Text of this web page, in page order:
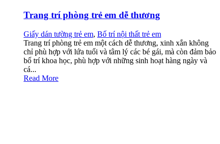
Trang trí phòng trẻ em dễ thương
Giấy dán tường trẻ em, Bố trí nội thất trẻ em
Trang trí phòng trẻ em một cách dễ thương, xinh xắn không
chỉ phù hợp với lứa tuổi và tâm lý các bé gái, mà còn đảm bảo
bố trí khoa học, phù hợp với những sinh hoạt hàng ngày và
cá...
Read More